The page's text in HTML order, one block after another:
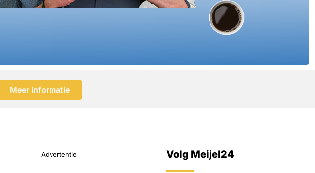
Meer informatie
Advertentie Volg Meijel24